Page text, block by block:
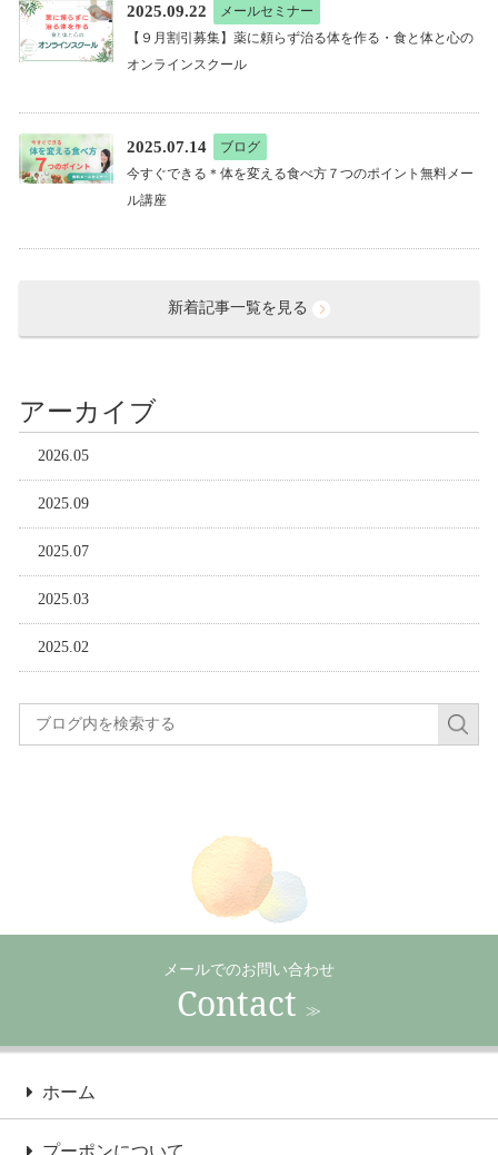
2025.09.22
メールセミナー
【９月割引募集】薬に頼らず治る体を作る・食と体と心の
オンラインスクール
2025.07.14
ブログ
今すぐできる＊体を変える食べ方７つのポイント無料メー
ル講座
新着記事一覧を見る
アーカイブ
2026.05
2025.09
2025.07
2025.03
2025.02
メールでのお問い合わせ
Contact ≫
ホーム
プーポンについて